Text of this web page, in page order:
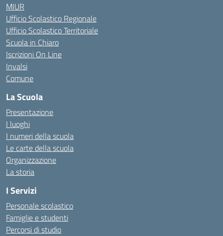
MIUR
Ufficio Scolastico Regionale
Ufficio Scolastico Territoriale
Scuola in Chiaro
Iscrizioni On Line
Invalsi
Comune
La Scuola
Presentazione
I luoghi
I numeri della scuola
Le carte della scuola
Organizzazione
La storia
I Servizi
Personale scolastico
Famiglie e studenti
Percorsi di studio